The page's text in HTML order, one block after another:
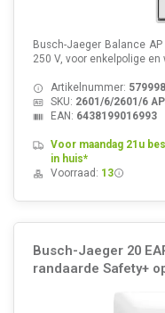
Busch-Jaeger Balance
250 V, voor enkelpolige
Artikelnummer: 579998
SKU: 2601/6/2601/6
EAN: 6438199016993
Voor maandag 21u
in huis*
Voorraad: 13
Busch-Jaeger 20
randaarde Safety+